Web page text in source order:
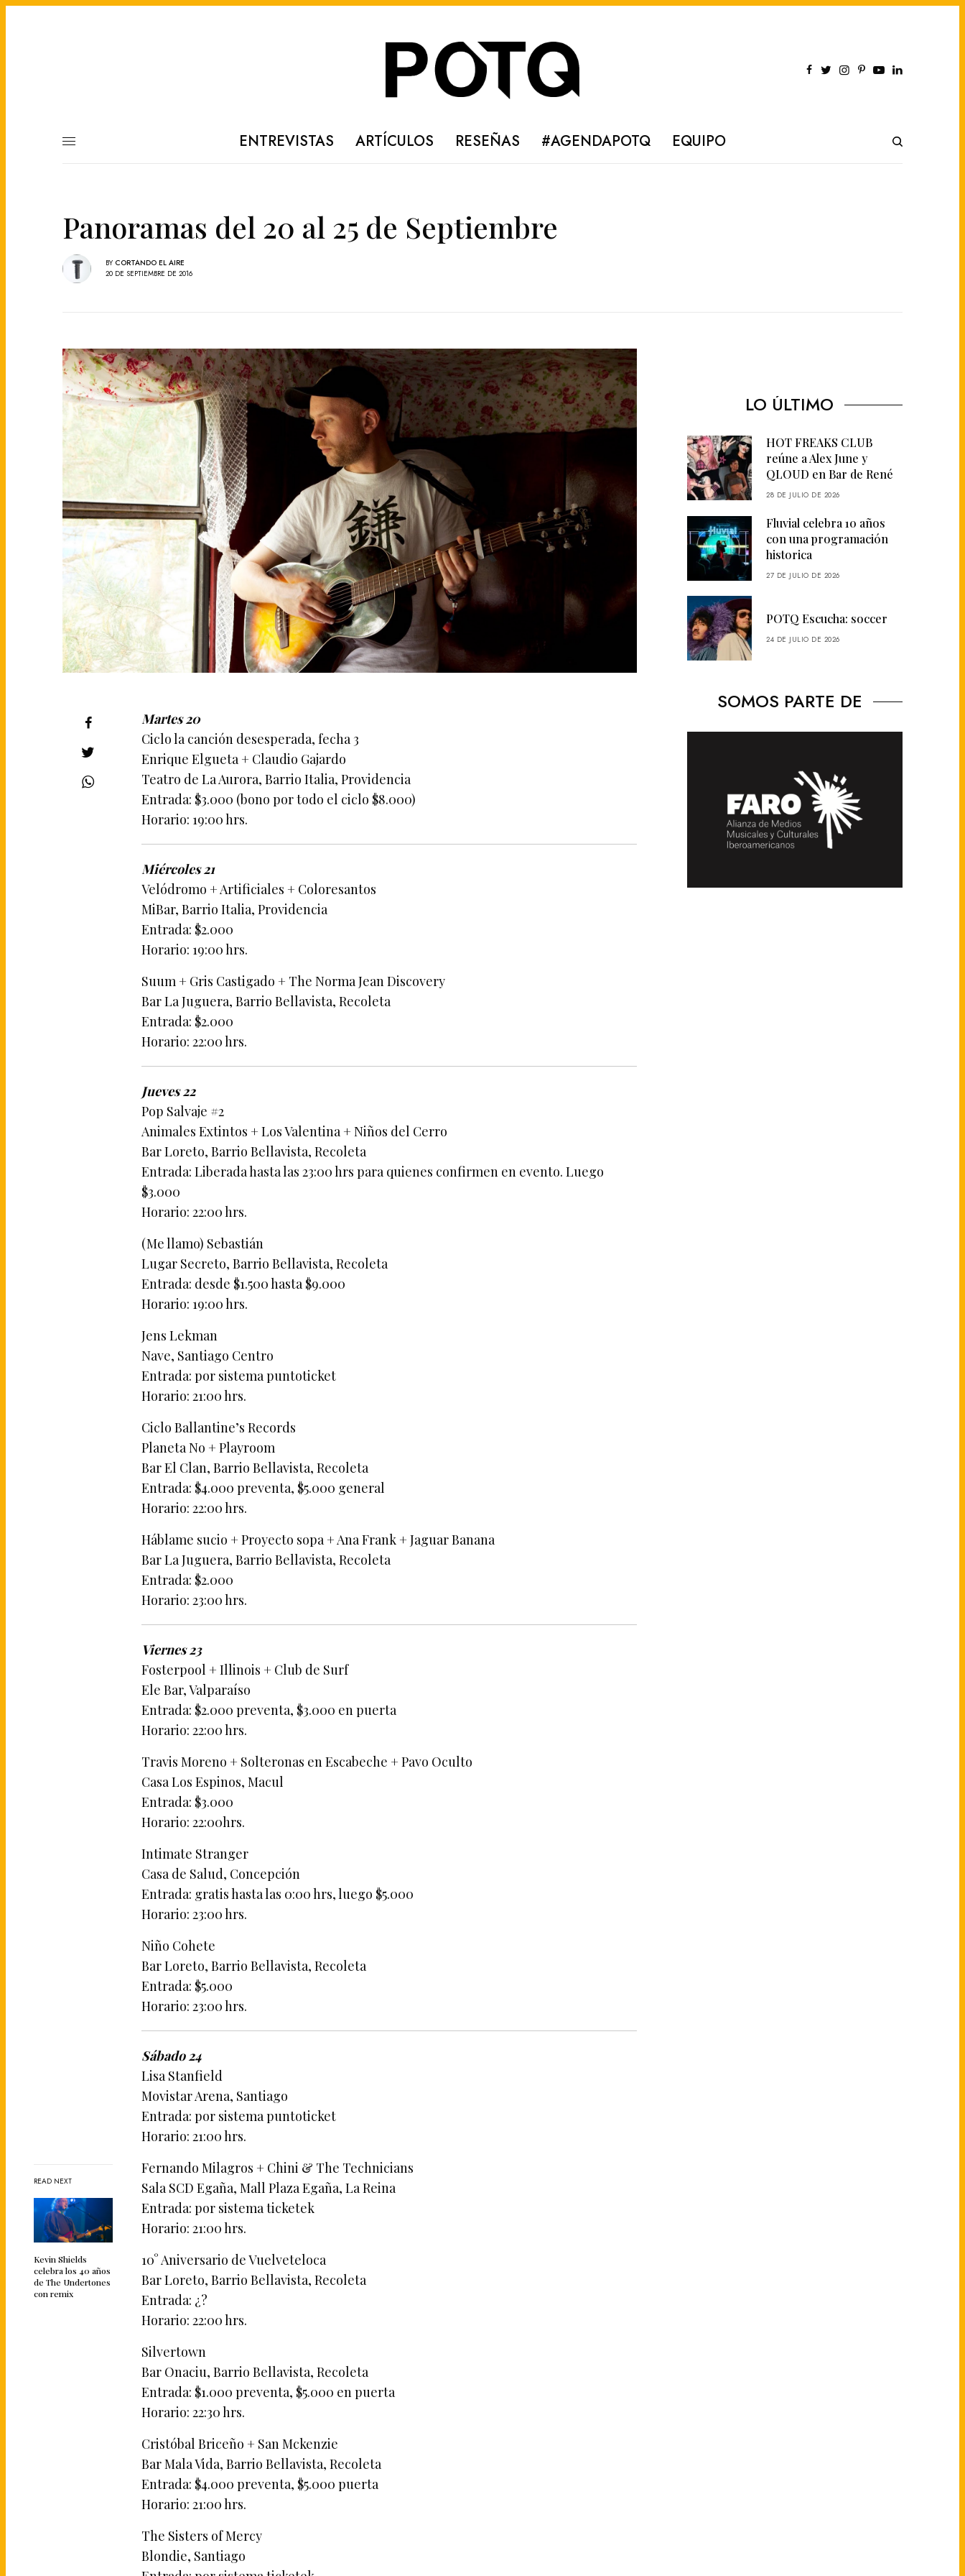
ENTREVISTAS ARTÍCULOS RESEÑAS #AGENDAPOTQ EQUIPO
Panoramas del 20 al 25 de Septiembre
BY CORTANDO EL AIRE
20 DE SEPTIEMBRE DE 2016
READ NEXT
Kevin Shields
celebra los 40 años
de The Undertones
con remix
Martes 20
Ciclo la canción desesperada, fecha 3
Enrique Elgueta + Claudio Gajardo
Teatro de La Aurora, Barrio Italia, Providencia
Entrada: $3.000 (bono por todo el ciclo $8.000)
Horario: 19:00 hrs.
Miércoles 21
Velódromo + Artificiales + Coloresantos
MiBar, Barrio Italia, Providencia
Entrada: $2.000
Horario: 19:00 hrs.
Suum + Gris Castigado + The Norma Jean Discovery
Bar La Juguera, Barrio Bellavista, Recoleta
Entrada: $2.000
Horario: 22:00 hrs.
Jueves 22
Pop Salvaje #2
Animales Extintos + Los Valentina + Niños del Cerro
Bar Loreto, Barrio Bellavista, Recoleta
Entrada: Liberada hasta las 23:00 hrs para quienes confirmen en evento. Luego
$3.000
Horario: 22:00 hrs.
(Me llamo) Sebastián
Lugar Secreto, Barrio Bellavista, Recoleta
Entrada: desde $1.500 hasta $9.000
Horario: 19:00 hrs.
Jens Lekman
Nave, Santiago Centro
Entrada: por sistema puntoticket
Horario: 21:00 hrs.
Ciclo Ballantine’s Records
Planeta No + Playroom
Bar El Clan, Barrio Bellavista, Recoleta
Entrada: $4.000 preventa, $5.000 general
Horario: 22:00 hrs.
Háblame sucio + Proyecto sopa + Ana Frank + Jaguar Banana
Bar La Juguera, Barrio Bellavista, Recoleta
Entrada: $2.000
Horario: 23:00 hrs.
Viernes 23
Fosterpool + Illinois + Club de Surf
Ele Bar, Valparaíso
Entrada: $2.000 preventa, $3.000 en puerta
Horario: 22:00 hrs.
Travis Moreno + Solteronas en Escabeche + Pavo Oculto
Casa Los Espinos, Macul
Entrada: $3.000
Horario: 22:00hrs.
Intimate Stranger
Casa de Salud, Concepción
Entrada: gratis hasta las 0:00 hrs, luego $5.000
Horario: 23:00 hrs.
Niño Cohete
Bar Loreto, Barrio Bellavista, Recoleta
Entrada: $5.000
Horario: 23:00 hrs.
Sábado 24
Lisa Stanfield
Movistar Arena, Santiago
Entrada: por sistema puntoticket
Horario: 21:00 hrs.
Fernando Milagros + Chini & The Technicians
Sala SCD Egaña, Mall Plaza Egaña, La Reina
Entrada: por sistema ticketek
Horario: 21:00 hrs.
10° Aniversario de Vuelveteloca
Bar Loreto, Barrio Bellavista, Recoleta
Entrada: ¿?
Horario: 22:00 hrs.
Silvertown
Bar Onaciu, Barrio Bellavista, Recoleta
Entrada: $1.000 preventa, $5.000 en puerta
Horario: 22:30 hrs.
Cristóbal Briceño + San Mckenzie
Bar Mala Vida, Barrio Bellavista, Recoleta
Entrada: $4.000 preventa, $5.000 puerta
Horario: 21:00 hrs.
The Sisters of Mercy
Blondie, Santiago
LO ÚLTIMO
HOT FREAKS CLUB
reúne a Alex June y
QLOUD en Bar de René
28 DE JULIO DE 2026
Fluvial celebra 10 años
con una programación
historica
27 DE JULIO DE 2026
POTQ Escucha: soccer
24 DE JULIO DE 2026
SOMOS PARTE DE